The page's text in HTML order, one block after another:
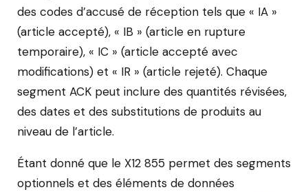
des codes d’accusé de réception tels que « IA »
(article accepté), « IB » (article en rupture
temporaire), « IC » (article accepté avec
modifications) et « IR » (article rejeté). Chaque
segment ACK peut inclure des quantités révisées,
des dates et des substitutions de produits au
niveau de l’article.
Étant donné que le X12 855 permet des segments
optionnels et des éléments de données